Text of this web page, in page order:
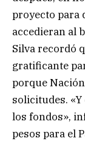
proyecto para
accedieran al
Silva recordó
gratificante
porque
solicitudes.
los fondos»,
pesos para el